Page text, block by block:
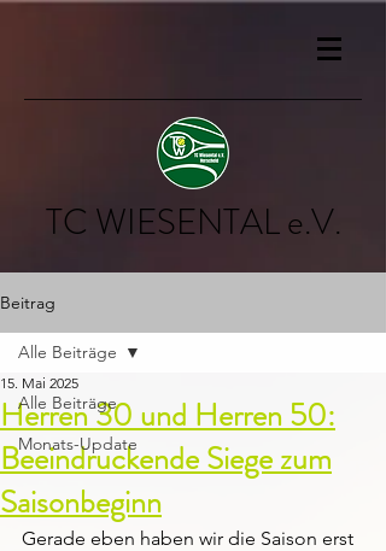
TC WIESENTAL e.V.
Beitrag
Alle Beiträge
Monats-Update
Alle Beiträge
Herren 30 und Herren 50:
Beeindruckende Siege zum
Saisonbeginn
15. Mai 2025
Gerade eben haben wir die Saison erst